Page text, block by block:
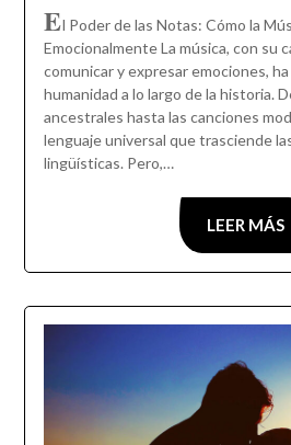
El Poder de las Notas: Cómo la
Emocionalmente La música, con su
comunicar y expresar emociones,
humanidad a lo largo de la historia.
ancestrales hasta las canciones
lenguaje universal que trasciende
lingüísticas. Pero,…
LEER MÁS